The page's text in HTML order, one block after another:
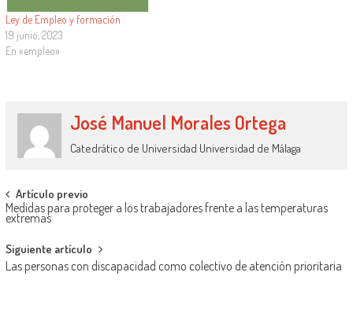
Ley de Empleo y formación
19 junio, 2023
En «empleo»
José Manuel Morales Ortega
Catedrático de Universidad Universidad de Málaga
Artículo previo
Medidas para proteger a los trabajadores frente a las temperaturas
extremas
Siguiente artículo
Las personas con discapacidad como colectivo de atención prioritaria